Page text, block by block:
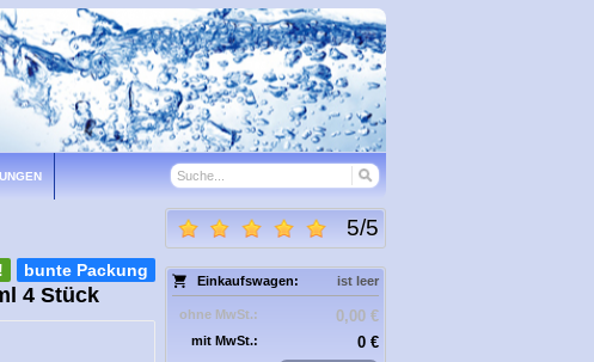
5/5
Einkaufswagen: ist leer
ohne MwSt.: 0,00 €
mit MwSt.: 0 €
bunte Packung
4 Stück